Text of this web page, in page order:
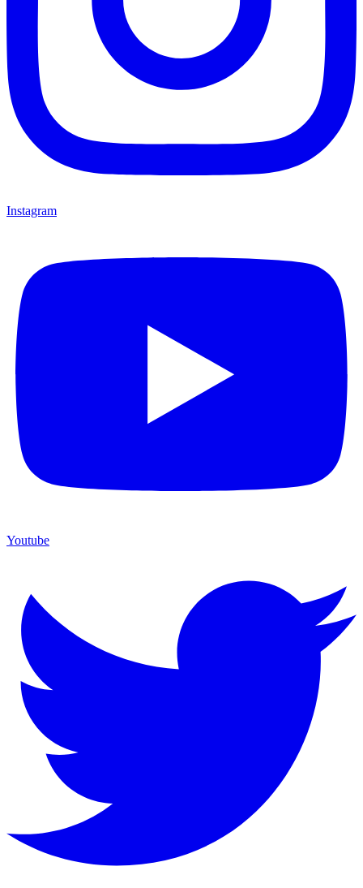
Instagram
Youtube